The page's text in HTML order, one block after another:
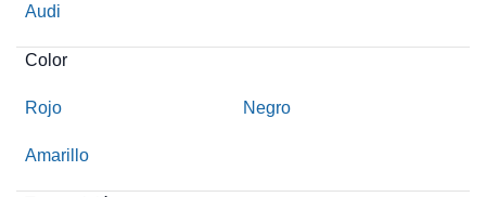
Audi
Color
Rojo Negro
Amarillo